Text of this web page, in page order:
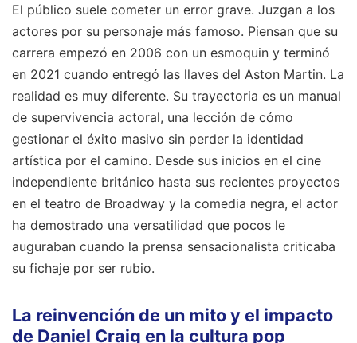
El público suele cometer un error grave. Juzgan a los
actores por su personaje más famoso. Piensan que su
carrera empezó en 2006 con un esmoquin y terminó
en 2021 cuando entregó las llaves del Aston Martin. La
realidad es muy diferente. Su trayectoria es un manual
de supervivencia actoral, una lección de cómo
gestionar el éxito masivo sin perder la identidad
artística por el camino. Desde sus inicios en el cine
independiente británico hasta sus recientes proyectos
en el teatro de Broadway y la comedia negra, el actor
ha demostrado una versatilidad que pocos le
auguraban cuando la prensa sensacionalista criticaba
su fichaje por ser rubio.
La reinvención de un mito y el impacto
de Daniel Craig en la cultura pop